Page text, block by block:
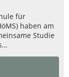
für
haben am
Studie